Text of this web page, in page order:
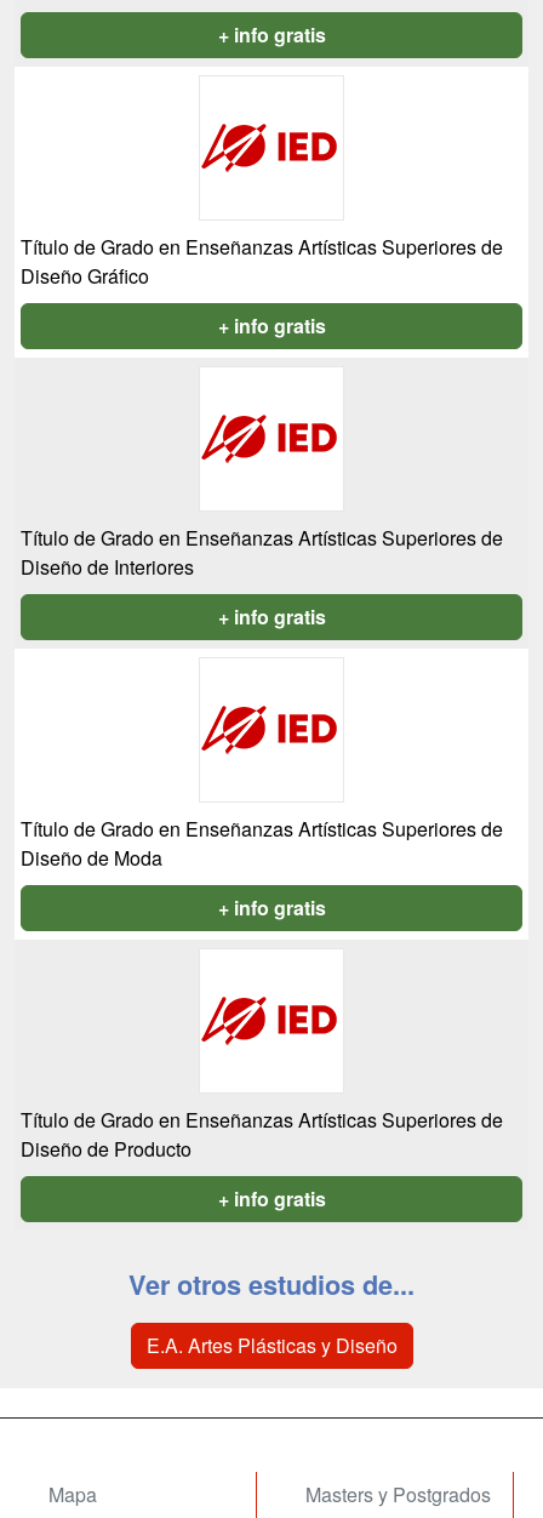
+ info gratis
Título de Grado en Enseñanzas Artísticas Superiores de
Diseño Gráfico
+ info gratis
Título de Grado en Enseñanzas Artísticas Superiores de
Diseño de Interiores
+ info gratis
Título de Grado en Enseñanzas Artísticas Superiores de
Diseño de Moda
+ info gratis
Título de Grado en Enseñanzas Artísticas Superiores de
Diseño de Producto
+ info gratis
Ver otros estudios de...
E.A. Artes Plásticas y Diseño
Mapa
Masters y Postgrados